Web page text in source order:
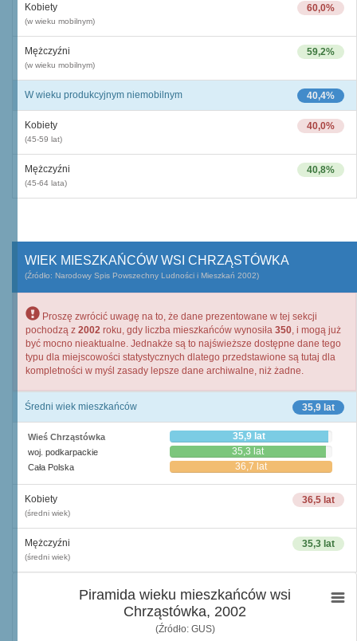
60,0%
Kobiety
(w wieku mobilnym)
59,2%
Mężczyźni
(w wieku mobilnym)
40,4%
W wieku produkcyjnym niemobilnym
40,0%
Kobiety
(45-59 lat)
40,8%
Mężczyźni
(45-64 lata)
WIEK MIESZKAŃCÓW WSI CHRZĄSTÓWKA
(Źródło: Narodowy Spis Powszechny Ludności i Mieszkań 2002)
Proszę zwrócić uwagę na to, że dane prezentowane w tej sekcji
pochodzą z 2002 roku, gdy liczba mieszkańców wynosiła 350, i mogą już
być mocno nieaktualne. Jednakże są to najświeższe dostępne dane tego
typu dla miejscowości statystycznych dlatego przedstawione są tutaj dla
kompletności w myśl zasady lepsze dane archiwalne, niż żadne.
35,9 lat
Średni wiek mieszkańców
Wieś Chrząstówka 35,9 lat
woj. podkarpackie 35,3 lat
Cała Polska 36,7 lat
36,5 lat
Kobiety
(średni wiek)
35,3 lat
Mężczyźni
(średni wiek)
Piramida wieku mieszkańców wsi
Chrząstówka, 2002
(Źródło: GUS)